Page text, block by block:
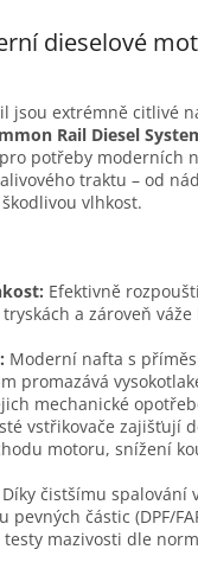
dieselové
jsou extrémně citlivé
Rail Diesel
potřeby moderních
traktu – od
vlhkost.
Efektivně
a zároveň
Moderní nafta s
promazává
mechanické
vstřikovače zajišťují
motoru, snížení
Díky čistšímu spalování
částic (DPF/
mazivosti dle